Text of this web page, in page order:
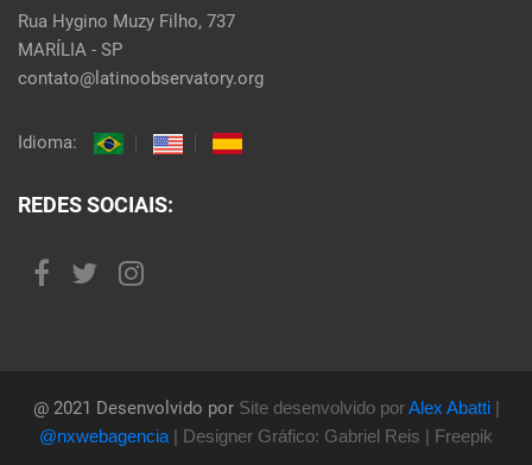
Rua Hygino Muzy Filho, 737
MARÍLIA - SP
contato@latinoobservatory.org
Idioma:
REDES SOCIAIS:
@ 2021 Desenvolvido porSite desenvolvido porAlex Abatti|
@nxwebagencia | Designer Gráfico: Gabriel Reis | Freepik